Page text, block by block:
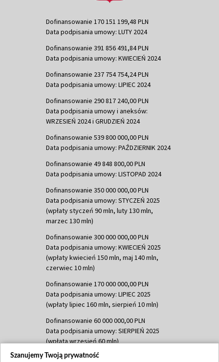
Dofinansowanie 170 151 199,48 PLN
Data podpisania umowy: LUTY 2024
Dofinansowanie 391 856 491,84 PLN
Data podpisania umowy: KWIECIEŃ 2024
Dofinansowanie 237 754 754,24 PLN
Data podpisania umowy: LIPIEC 2024
Dofinansowanie 290 817 240,00 PLN
Data podpisania umowy i aneksów:
WRZESIEŃ 2024 i GRUDZIEŃ 2024
Dofinansowanie 539 800 000,00 PLN
Data podpisania umowy: PAŹDZIERNIK 2024
Dofinansowanie 49 848 800,00 PLN
Data podpisania umowy: LISTOPAD 2024
Dofinansowanie 350 000 000,00 PLN
Data podpisania umowy: STYCZEŃ 2025
(wpłaty styczeń 90 mln, luty 130 mln,
marzec 130 mln)
Dofinansowanie 300 000 000,00 PLN
Data podpisania umowy: KWIECIEŃ 2025
(wpłaty kwiecień 150 mln, maj 140 mln,
czerwiec 10 mln)
Dofinansowanie 170 000 000,00 PLN
Data podpisania umowy: LIPIEC 2025
(wpłaty lipiec 160 mln, sierpień 10 mln)
Dofinansowanie 60 000 000,00 PLN
Data podpisania umowy: SIERPIEŃ 2025
(wpłata wrzesień 60 mln)
Dofinansowanie 635 783 051,21 PLN
Szanujemy Twoją prywatność